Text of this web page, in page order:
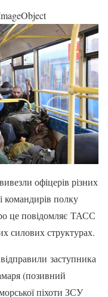
офіцерів різних
командирів полку
це повідомляє ТАСС
силових структурах.
заступника
(позивний
піхоти ЗСУ